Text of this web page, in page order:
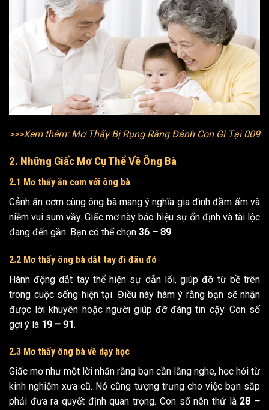
>>>Xem thêm: Mơ Thấy Bị Rụng Răng Đánh Con Gì Tại 009
2. Những Giấc Mơ Cụ Thể Về Ông Bà
2.1 Mơ thấy ăn cơm với ông bà
Cảnh ăn cơm cùng ông bà mang ý nghĩa gia đình đầm ấm và
niềm vui sum vầy. Giấc mơ này báo hiệu sự ổn định và tài lộc
đang đến gần. Bạn có thể chọn 36 – 89.
2.2 Mơ thấy ông bà dắt tay đi đâu đó
Hành động dắt tay thể hiện sự dẫn lối, giúp đỡ từ bề trên
trong cuộc sống hiện tại. Điều này hàm ý rằng bạn sẽ nhận
được lời khuyên hoặc người giúp đỡ đáng tin cậy. Con số
gợi ý là 19 – 91.
2.3 Mơ thấy ông bà về dạy học
Giấc mơ như một lời nhắn rằng bạn cần lắng nghe, học hỏi từ
kinh nghiệm xưa cũ. Nó cũng tượng trưng cho việc bạn sắp
phải đưa ra quyết định quan trọng. Con số nên thử là28 –